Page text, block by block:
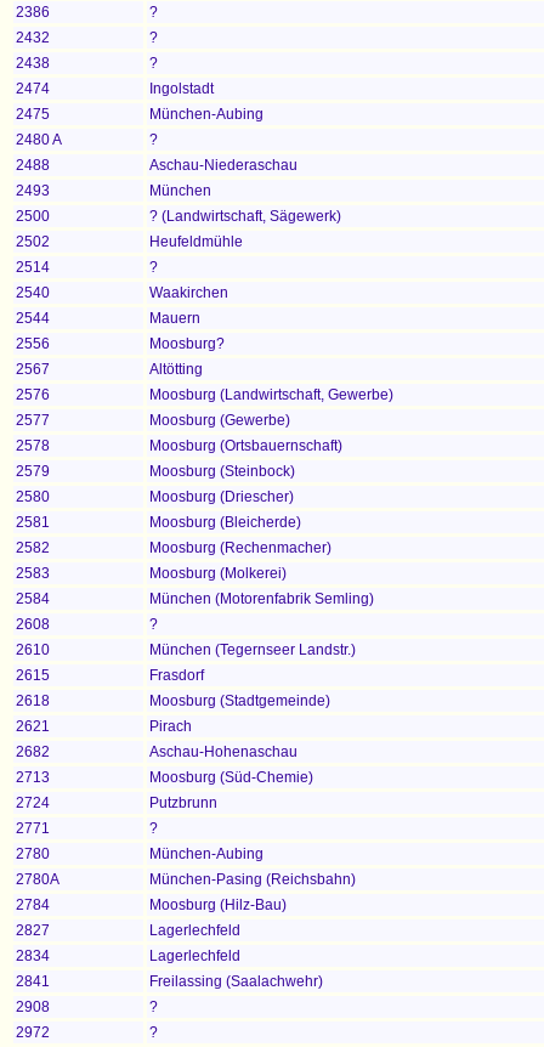
2386
?
2432
?
2438
?
2474
Ingolstadt
2475
München-Aubing
2480 A
?
2488
Aschau-Niederaschau
2493
München
2500
? (Landwirtschaft, Sägewerk)
2502
Heufeldmühle
2514
?
2540
Waakirchen
2544
Mauern
2556
Moosburg?
2567
Altötting
2576
Moosburg (Landwirtschaft, Gewerbe)
2577
Moosburg (Gewerbe)
2578
Moosburg (Ortsbauernschaft)
2579
Moosburg (Steinbock)
2580
Moosburg (Driescher)
2581
Moosburg (Bleicherde)
2582
Moosburg (Rechenmacher)
2583
Moosburg (Molkerei)
2584
München (Motorenfabrik Semling)
2608
?
2610
München (Tegernseer Landstr.)
2615
Frasdorf
2618
Moosburg (Stadtgemeinde)
2621
Pirach
2682
Aschau-Hohenaschau
2713
Moosburg (Süd-Chemie)
2724
Putzbrunn
2771
?
2780
München-Aubing
2780A
München-Pasing (Reichsbahn)
2784
Moosburg (Hilz-Bau)
2827
Lagerlechfeld
2834
Lagerlechfeld
2841
Freilassing (Saalachwehr)
2908
?
2972
?